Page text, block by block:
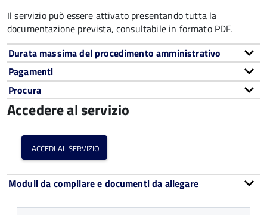
Il servizio può essere attivato presentando tutta la
documentazione prevista, consultabile in formato PDF.
Durata massima del procedimento amministrativo
Pagamenti
Procura
Accedere al servizio
accedi al servizio
Moduli da compilare e documenti da allegare